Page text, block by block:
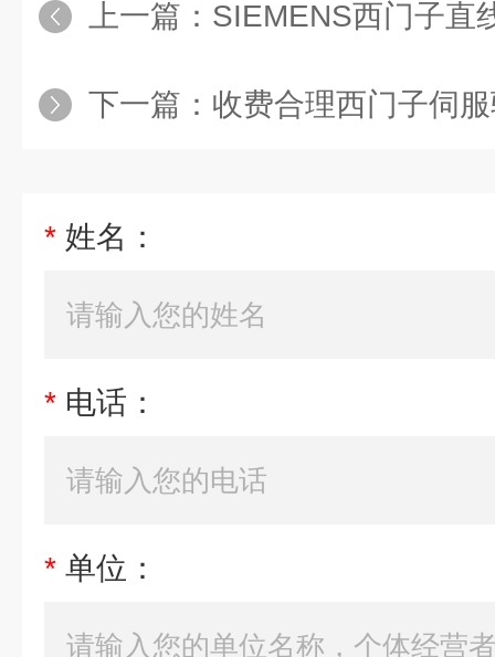
上一篇： SIEMENS西门子直
下一篇： 收费合理西门子伺
* 姓名：
* 电话：
* 单位：